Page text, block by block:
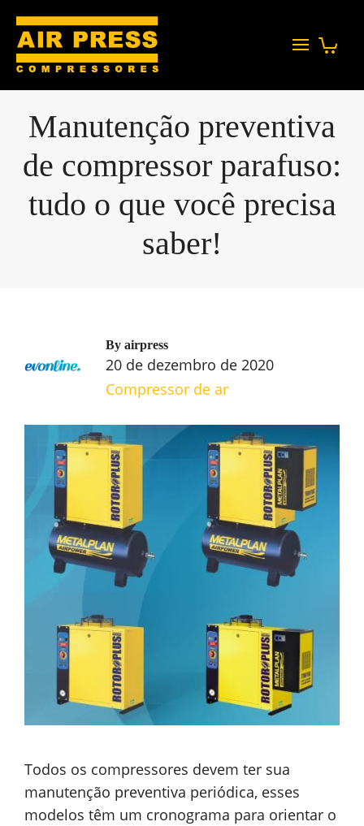
Manutenção preventiva
de compressor parafuso:
tudo o que você precisa
saber!
By airpress
20 de dezembro de 2020
Compressor de ar
Todos os compressores devem ter sua
manutenção preventiva periódica, esses
modelos têm um cronograma para orientar o